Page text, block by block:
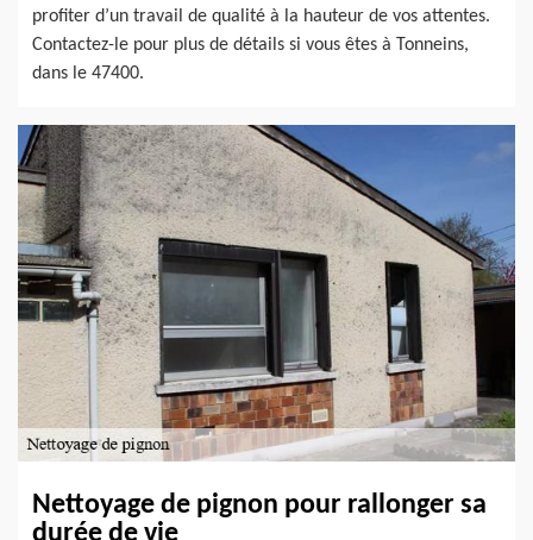
profiter d’un travail de qualité à la hauteur de vos attentes.
Contactez-le pour plus de détails si vous êtes à Tonneins,
dans le 47400.
Nettoyage de pignon pour rallonger sa
durée de vie